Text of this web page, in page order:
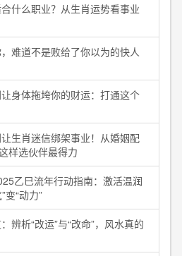
合什么职业？从生肖运势看事业
，难道不是败给了你以为的快人
让身体拖垮你的财运：打通这个
让生肖迷信绑架事业！从婚姻配
样选伙伴最得力
乙巳流年行动指南：激活温润
变“动力”
辨析“改运”与“改命”，风水真的